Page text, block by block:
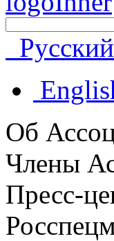
Русский
Об
Члены
Пресс-